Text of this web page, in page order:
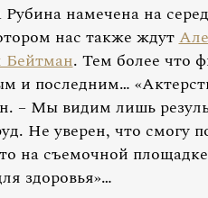
намечена на
нас также ждут
. Тем более что
и последним…
– Мы видим лишь
Не уверен, что смогу
на съемочной
здоровья»…